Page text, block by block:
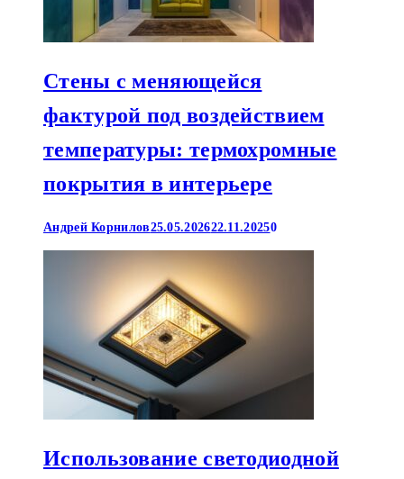
Стены с меняющейся
фактурой под воздействием
температуры: термохромные
покрытия в интерьере
Андрей Корнилов25.05.202622.11.20250
Использование светодиодной